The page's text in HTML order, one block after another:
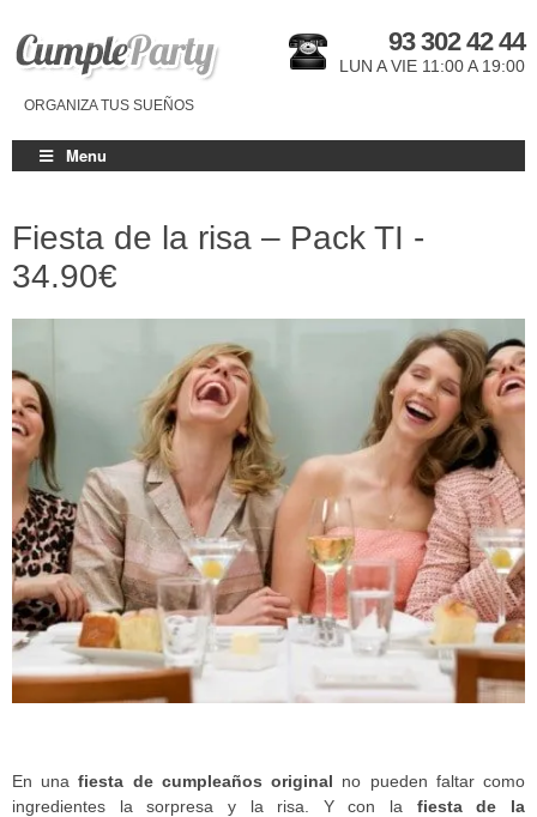
ORGANIZA TUS SUEÑOS
93 302 42 44
LUN A VIE 11:00 A 19:00
Menu
Fiesta de la risa – Pack TI -
34.90€
En unafiesta de cumpleaños original no pueden faltar como
ingredientes la sorpresa y la risa. Y con la fiesta de la